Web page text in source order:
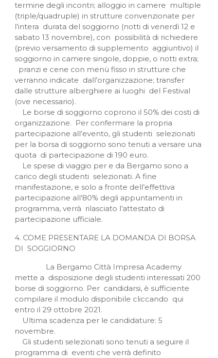
termine degli incontri; alloggio in camere multiple
(triple/quadruple) in strutture convenzionate per
l’intera durata del soggiorno (notti di venerdì 12 e
sabato 13 novembre), con possibilità di richiedere
(previo versamento di supplemento aggiuntivo) il
soggiorno in camere singole, doppie, o notti extra;
pranzi e cene con menù fisso in strutture che
verranno indicate dall’organizzazione; transfer
dalle strutture alberghiere ai luoghi del Festival
(ove necessario).
Le borse di soggiorno coprono il 50% dei costi di
organizzazione. Per confermare la propria
partecipazione all’evento, gli studenti selezionati
per la borsa di soggiorno sono tenuti a versare una
quota di partecipazione di 190 euro.
Le spese di viaggio per e da Bergamo sono a
carico degli studenti selezionati. A fine
manifestazione, e solo a fronte dell’effettiva
partecipazione all’80% degli appuntamenti in
programma, verrà rilasciato l’attestato di
partecipazione ufficiale.
4. COME PRESENTARE LA DOMANDA DI BORSA
DI SOGGIORNO
La Bergamo Città Impresa Academy
mette a disposizione degli studenti interessati 200
borse di soggiorno. Per candidarsi, è sufficiente
compilare il modulo disponibile cliccando qui
entro il 29 ottobre 2021.
Ultima scadenza per le candidature: 5
novembre.
Gli studenti selezionati sono tenuti a seguire il
programma di eventi che verrà definito